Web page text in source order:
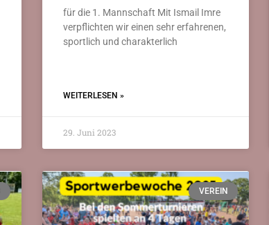
für die 1. Mannschaft Mit Ismail Imre
verpflichten wir einen sehr erfahrenen,
sportlich und charakterlich
WEITERLESEN »
29. Juni 2023
VEREIN